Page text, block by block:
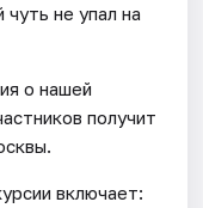
чуть не упал на
о нашей
получит
включает: